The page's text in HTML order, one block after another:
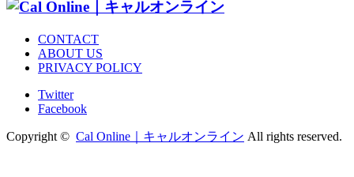
CONTACT
ABOUT US
PRIVACY POLICY
Twitter
Facebook
Copyright © Cal Online｜キャルオンライン All rights reserved.